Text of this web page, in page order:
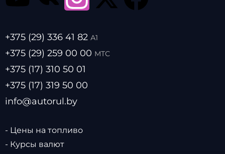
+375 (29) 336 41 82 А1
+375 (29) 259 00 00 МТС
+375 (17) 310 50 01
+375 (17) 319 50 00
info@autorul.by
- Цены на топливо
- Курсы валют